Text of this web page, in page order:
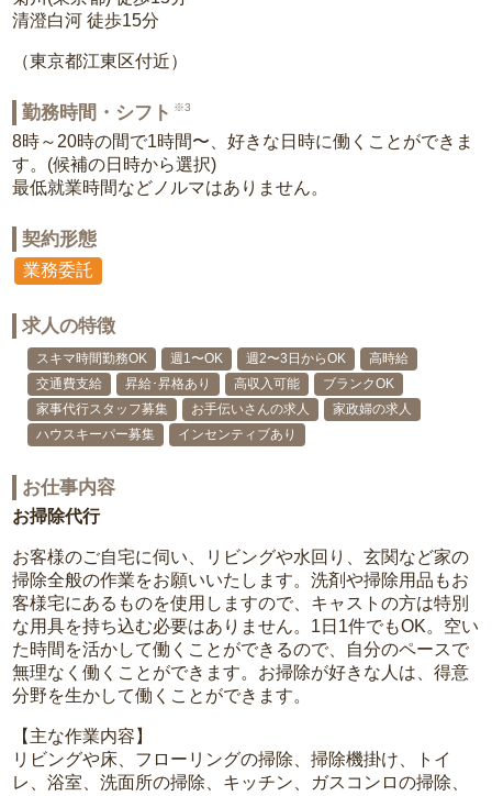
清澄白河 徒歩15分
（東京都江東区付近）
勤務時間・シフト ※3
8時～20時の間で1時間〜、好きな日時に働くことができま
す。(候補の日時から選択)
最低就業時間などノルマはありません。
契約形態
業務委託
求人の特徴
スキマ時間勤務OK 週1〜OK 週2〜3日からOK
高時給
交通費支給
昇給･昇格あり 高収入可能
ブランクOK
家事代行スタッフ募集
お手伝いさんの求人
家政婦の求人
ハウスキーパー募集
インセンティブあり
お仕事内容
お掃除代行
お客様のご自宅に伺い、リビングや水回り、玄関など家の
掃除全般の作業をお願いいたします。洗剤や掃除用品もお
客様宅にあるものを使用しますので、キャストの方は特別
な用具を持ち込む必要はありません。1日1件でもOK。空い
た時間を活かして働くことができるので、自分のペースで
無理なく働くことができます。お掃除が好きな人は、得意
分野を生かして働くことができます。
【主な作業内容】
リビングや床、フローリングの掃除、掃除機掛け、トイ
レ、浴室、洗面所の掃除、キッチン、ガスコンロの掃除、